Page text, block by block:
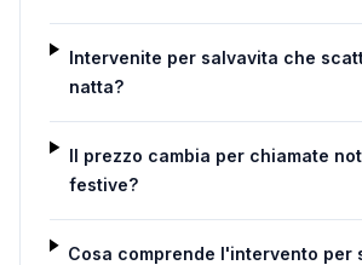
Intervenite per salvavita che
natta?
Il prezzo cambia per chiamate
festive?
Cosa comprende l'intervento per